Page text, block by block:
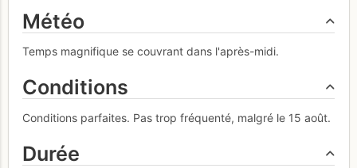
Météo
Temps magnifique se couvrant dans l'après-midi.
Conditions
Conditions parfaites. Pas trop fréquenté, malgré le 15 août.
Durée